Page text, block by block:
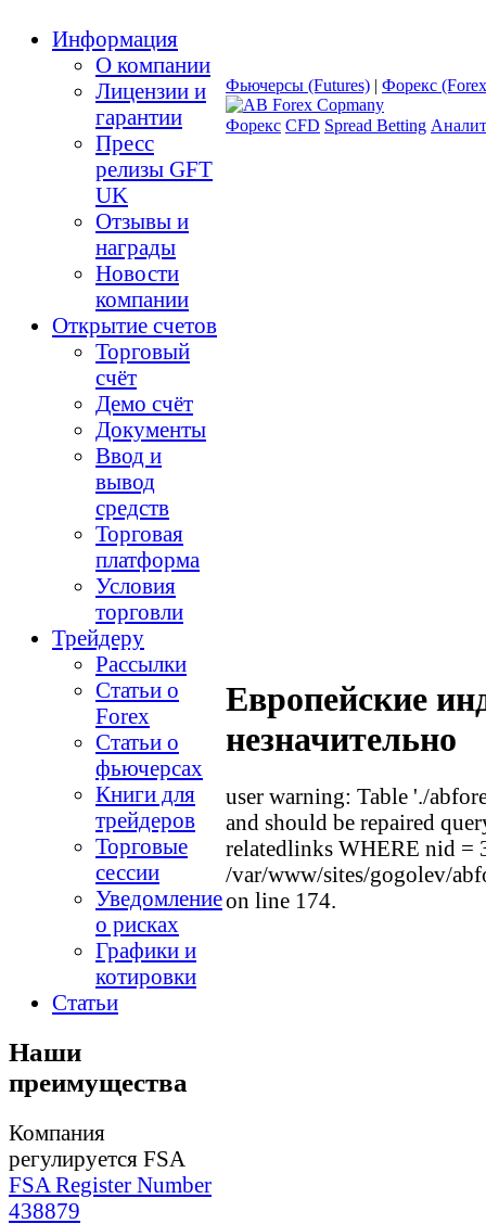
Информация
О компании
Лицензии и
гарантии
Пресс
релизы GFT
UK
Отзывы и
награды
Новости
компании
Открытие счетов
Торговый
счёт
Демо счёт
Документы
Ввод и
вывод
средств
Торговая
платформа
Условия
торговли
Трейдеру
Рассылки
Статьи о
Forex
Статьи о
фьючерсах
Книги для
трейдеров
Торговые
сессии
Уведомление
о рисках
Графики и
котировки
Статьи
Наши
преимущества
Компания
регулируется FSA
FSA Register Number
438879
Фьючерсы (Futures) | Форекс
Форекс CFD Spread Betting
Европейские
незначительно
user warning: Table './
and should be repaired
relatedlinks WHERE nid =
/var/www/sites/gogolev/
on line 174.